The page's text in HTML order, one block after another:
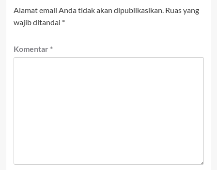
Alamat email Anda tidak akan dipublikasikan. Ruas yang
wajib ditandai *
Komentar *